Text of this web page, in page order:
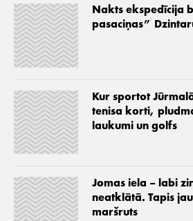
Nakts ekspedīcija
pasaciņas”
Kur sportot
tenisa korti,
laukumi un golfs
Jomas iela – labi
neatklātā. Tapis
maršruts